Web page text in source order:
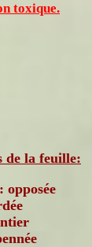
toxique.
de la feuille:
opposée